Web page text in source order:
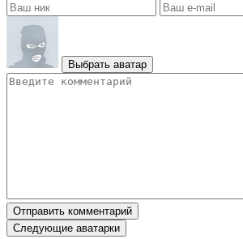
Выбрать аватар
Отправить комментарий
Следующие аватарки